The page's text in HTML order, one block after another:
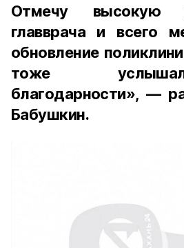
Отмечу высокую
главврача и всего
обновление
тоже
благодарности», —
Бабушкин.